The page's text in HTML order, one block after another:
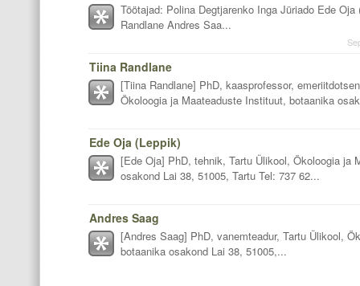
Töötajad: Polina Degtjarenko Inga Jüriado Ede
Randlane Andres Saa...
Tiina Randlane
[Tiina Randlane] PhD, kaasprofessor,
Ökoloogia ja Maateaduste Instituut, botaanika
Ede Oja (Leppik)
[Ede Oja] PhD, tehnik, Tartu Ülikool, Ökoloogia ja
osakond Lai 38, 51005, Tartu Tel: 737 62...
Andres Saag
[Andres Saag] PhD, vanemteadur, Tartu Ülikool,
botaanika osakond Lai 38, 51005,...